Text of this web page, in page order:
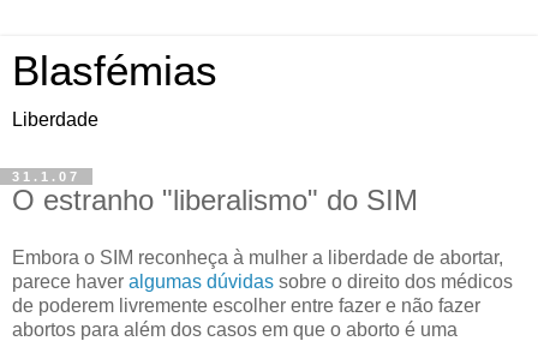
Blasfémias
Liberdade
31.1.07
O estranho "liberalismo" do SIM
Embora o SIM reconheça à mulher a liberdade de abortar,
parece haver algumas dúvidas sobre o direito dos médicos
de poderem livremente escolher entre fazer e não fazer
abortos para além dos casos em que o aborto é uma